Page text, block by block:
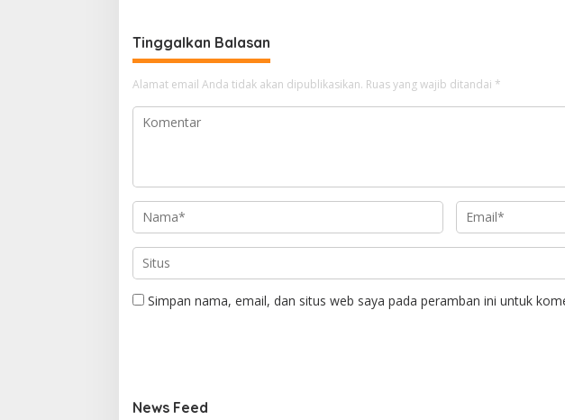
Tinggalkan Balasan
Alamat email Anda tidak akan dipublikasikan. Ruas yang wajib ditandai *
Simpan nama, email, dan situs web saya pada peramban ini untuk
News Feed